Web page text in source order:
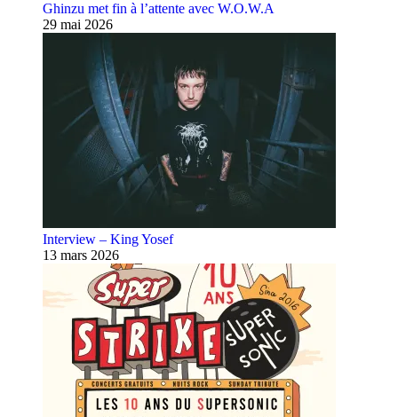
Ghinzu met fin à l’attente avec W.O.W.A
29 mai 2026
Interview – King Yosef
13 mars 2026